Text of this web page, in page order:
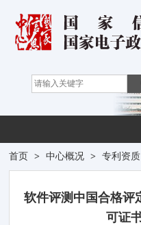
首页 > 中心概况 > 专利资质
软件评测中国合格评
可证